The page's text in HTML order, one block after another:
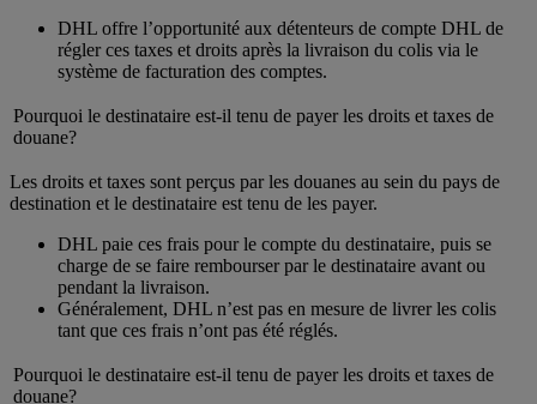
DHL offre l’opportunité aux détenteurs de compte DHL de
régler ces taxes et droits après la livraison du colis via le
système de facturation des comptes.
Pourquoi le destinataire est-il tenu de payer les droits et taxes de
douane?
Les droits et taxes sont perçus par les douanes au sein du pays de
destination et le destinataire est tenu de les payer.
DHL paie ces frais pour le compte du destinataire, puis se
charge de se faire rembourser par le destinataire avant ou
pendant la livraison.
Généralement, DHL n’est pas en mesure de livrer les colis
tant que ces frais n’ont pas été réglés.
Pourquoi le destinataire est-il tenu de payer les droits et taxes de
douane?